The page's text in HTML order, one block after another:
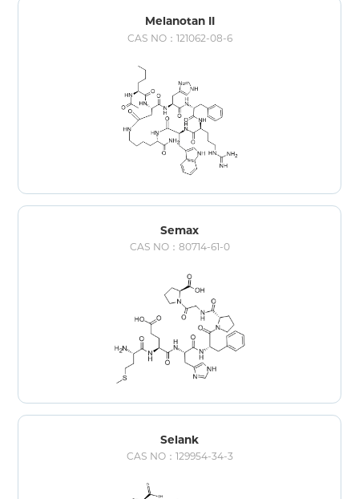
Melanotan II
CAS NO：121062-08-6
Semax
CAS NO：80714-61-0
Selank
CAS NO：129954-34-3